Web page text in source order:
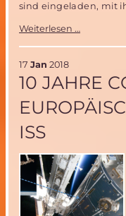
sind eingeladen, mit
Weiterlesen …
14.-
in
Polen
17 Jan 2018
10 JAHRE
ISS